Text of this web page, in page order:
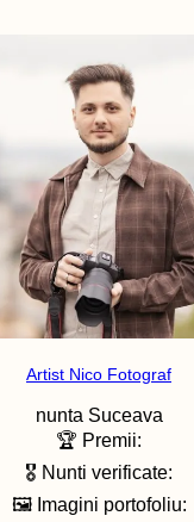
Artist Nico Fotograf
nunta Suceava
🏆 Premii:
🎖️ Nunti verificate:
🖼️ Imagini portofoliu: